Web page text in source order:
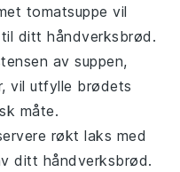
tomatsuppe vil
til ditthåndverksbrød .
av suppen,
, vil utfylle brødets
måte.
røkt laks med
ditt håndverksbrød.